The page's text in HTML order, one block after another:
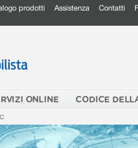
prodotti Assistenza Contatti
ONLINE CODICE